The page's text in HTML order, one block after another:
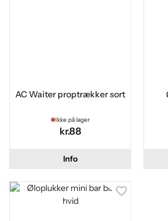
AC Waiter proptrækker sort
Ikke på lager
kr.88
Info